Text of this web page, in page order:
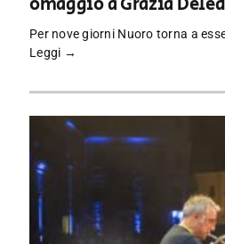
Per nove giorni Nuoro torna a
Leggi →